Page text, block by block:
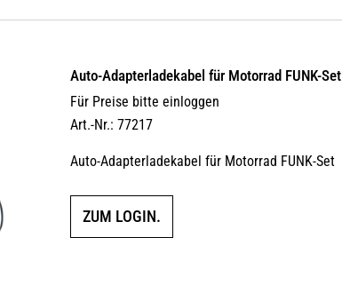
Auto-Adapterladekabel für Motorrad FUNK-Set
Für Preise bitte einloggen
Art.-Nr.: 77217
Auto-Adapterladekabel für Motorrad FUNK-Set
ZUM LOGIN.